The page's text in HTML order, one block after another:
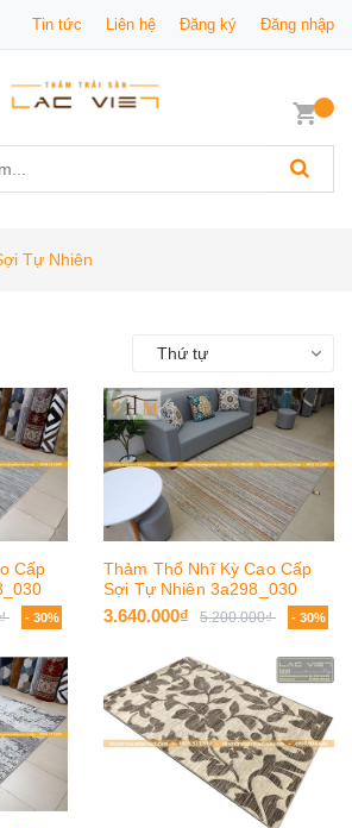
Tin tức Liên hệ Đăng ký Đăng nhập
Tự Nhiên
Thứ tự
Cấp
- 30%
Thảm Thổ Nhĩ Kỳ Cao Cấp
Sợi Tự Nhiên 3a298_030
3.640.000₫ 5.200.000₫ - 30%